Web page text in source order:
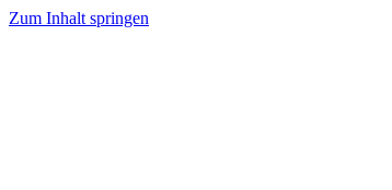
Zum Inhalt springen